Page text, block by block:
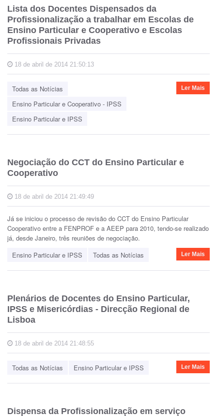
Lista dos Docentes Dispensados da
Profissionalização a trabalhar em Escolas de
Ensino Particular e Cooperativo e Escolas
Profissionais Privadas
18 de abril de 2014 21:50:13
Todas as Notícias
Ensino Particular e Cooperativo - IPSS
Ensino Particular e IPSS
Ler Mais
Negociação do CCT do Ensino Particular e
Cooperativo
18 de abril de 2014 21:49:49
Já se iniciou o processo de revisão do CCT do Ensino Particular
Cooperativo entre a FENPROF e a AEEP para 2010, tendo-se realizado
já, desde Janeiro, três reuniões de negociação.
Ensino Particular e IPSS
Todas as Notícias Ler Mais
Plenários de Docentes do Ensino Particular,
IPSS e Misericórdias - Direcção Regional de
Lisboa
18 de abril de 2014 21:48:55
Todas as Notícias Ensino Particular e IPSS Ler Mais
Dispensa da Profissionalização em serviço